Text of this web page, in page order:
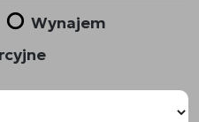
Wynajem